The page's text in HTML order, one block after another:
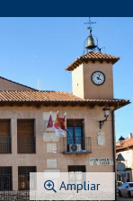
Ampliar